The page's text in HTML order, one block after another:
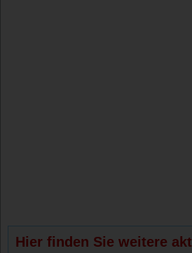
Hier finden Sie weitere